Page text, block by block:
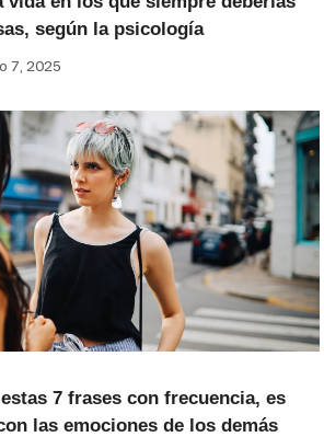
según la psicología
7, 2025
7 frases con frecuencia, es
las emociones de los demás